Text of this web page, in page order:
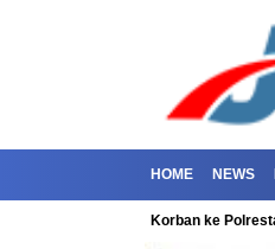
HOME NEWS
Dilaporkan Korban ke Polresta